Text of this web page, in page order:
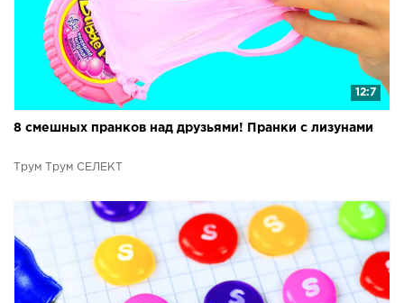
12:7
8 смешных пранков над друзьями! Пранки с лизунами
Трум Трум СЕЛЕКТ